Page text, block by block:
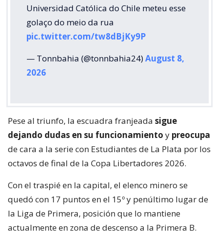
Universidad Católica do Chile meteu esse
golaço do meio da rua
pic.twitter.com/tw8dBjKy9P
— Tonnbahia (@tonnbahia24)August 8,
2026
Pese al triunfo, la escuadra franjeada sigue
dejando dudas en su funcionamiento y preocupa
de cara a la serie con Estudiantes de La Plata por los
octavos de final de la Copa Libertadores 2026.
Con el traspié en la capital, el elenco minero se
quedó con 17 puntos en el 15º y penúltimo lugar de
la Liga de Primera, posición que lo mantiene
actualmente en zona de descenso a la Primera B.